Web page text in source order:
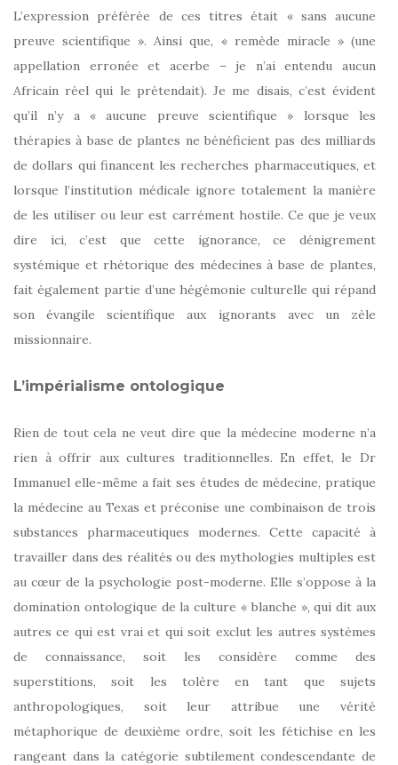
L’expression préférée de ces titres était « sans aucune
preuve scientifique ». Ainsi que, « remède miracle » (une
appellation erronée et acerbe – je n’ai entendu aucun
Africain réel qui le prétendait). Je me disais, c’est évident
qu’il n’y a « aucune preuve scientifique » lorsque les
thérapies à base de plantes ne bénéficient pas des milliards
de dollars qui financent les recherches pharmaceutiques, et
lorsque l’institution médicale ignore totalement la manière
de les utiliser ou leur est carrément hostile. Ce que je veux
dire ici, c’est que cette ignorance, ce dénigrement
systémique et rhétorique des médecines à base de plantes,
fait également partie d’une hégémonie culturelle qui répand
son évangile scientifique aux ignorants avec un zèle
missionnaire.
L’impérialisme ontologique
Rien de tout cela ne veut dire que la médecine moderne n’a
rien à offrir aux cultures traditionnelles. En effet, le Dr
Immanuel elle-même a fait ses études de médecine, pratique
la médecine au Texas et préconise une combinaison de trois
substances pharmaceutiques modernes. Cette capacité à
travailler dans des réalités ou des mythologies multiples est
au cœur de la psychologie post-moderne. Elle s’oppose à la
domination ontologique de la culture « blanche », qui dit aux
autres ce qui est vrai et qui soit exclut les autres systèmes
de connaissance, soit les considère comme des
superstitions, soit les tolère en tant que sujets
anthropologiques, soit leur attribue une vérité
métaphorique de deuxième ordre, soit les fétichise en les
rangeant dans la catégorie subtilement condescendante de